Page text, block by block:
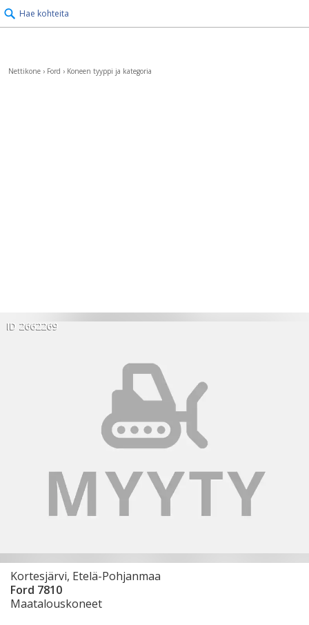
Hae kohteita
Nettikone › Ford › Koneen tyyppi ja kategoria
ID 2662269
Kortesjärvi, Etelä-Pohjanmaa
Ford 7810
Maatalouskoneet